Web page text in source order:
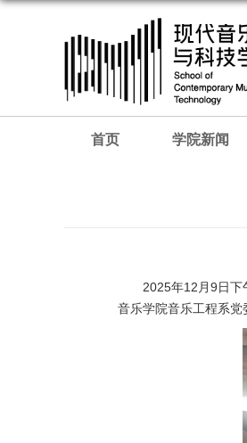
首页 学院新闻
2025年12月9日下
音乐学院音乐工程系党